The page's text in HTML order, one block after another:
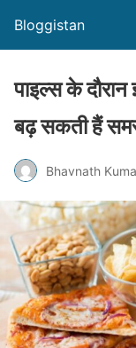
Bloggistan
पाइल्स के
बढ़ सकती हैं
Bhavnath